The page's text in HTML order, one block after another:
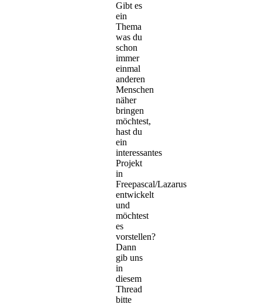
Gibt es
ein
Thema
was du
schon
immer
einmal
anderen
Menschen
näher
bringen
möchtest,
hast du
ein
interessantes
Projekt
in
Freepascal/Lazarus
entwickelt
und
möchtest
es
vorstellen?
Dann
gib uns
in
diesem
Thread
bitte